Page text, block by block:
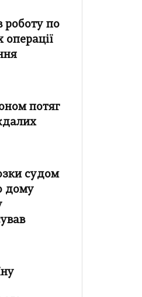
роботу по
операції
потяг
судом
дому